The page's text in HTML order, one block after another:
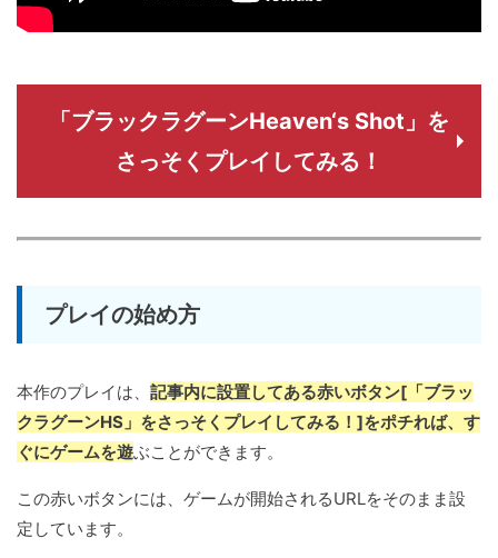
「ブラックラグーンHeaven‘s Shot」を
さっそくプレイしてみる！
プレイの始め方
本作のプレイは、 記事内に設置してある赤いボタン[「ブラッ
クラグーンHS」をさっそくプレイしてみる！]をポチれば、す
ぐにゲームを遊ぶことができます。
この赤いボタンには、ゲームが開始されるURLをそのまま設
定しています。